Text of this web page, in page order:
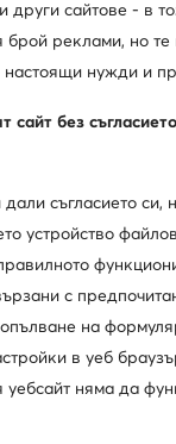
са същността на
хилядолетие –
лога и
чар с нотка
за феновете
Тези
и го задържат за
други сайтове - в
реклами, но те
нужди и
сайт без
дали съгласието
устройство
с
на
в уеб
уебсайт няма да